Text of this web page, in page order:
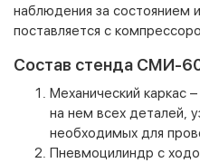
наблюдения за состоянием
поставляется с
Состав стенда СМИ-
Механический каркас
на нем всех деталей,
необходимых для
Пневмоцилиндр с